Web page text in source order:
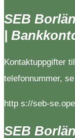
SEB
|
Kontaktuppgifter
telefonnummer,
http s://seb-
SEB